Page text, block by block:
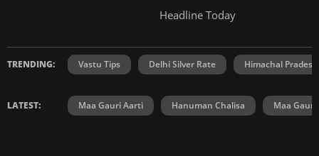
Headline Today
TRENDING: Vastu Tips Delhi Silver Rate Himachal
LATEST: Maa Gauri Aarti Hanuman Chalisa Maa Gauri